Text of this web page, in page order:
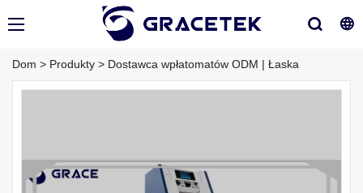
Dom > Produkty > Dostawca wpłatomatów ODM | Łaska